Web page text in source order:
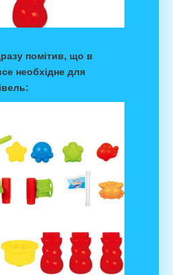
помітив, що в
необхідне для